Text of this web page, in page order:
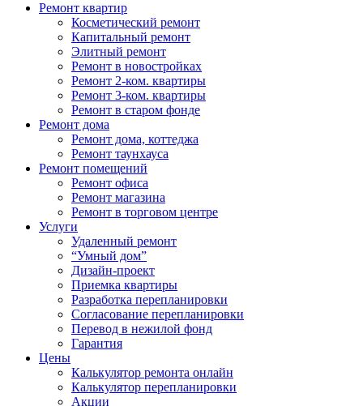
Ремонт квартир
Косметический ремонт
Капитальный ремонт
Элитный ремонт
Ремонт в новостройках
Ремонт 2-ком. квартиры
Ремонт 3-ком. квартиры
Ремонт в старом фонде
Ремонт дома
Ремонт дома, коттеджа
Ремонт таунхауса
Ремонт помещений
Ремонт офиса
Ремонт магазина
Ремонт в торговом центре
Услуги
Удаленный ремонт
“Умный дом”
Дизайн-проект
Приемка квартиры
Разработка перепланировки
Согласование перепланировки
Перевод в нежилой фонд
Гарантия
Цены
Калькулятор ремонта онлайн
Калькулятор перепланировки
Акции